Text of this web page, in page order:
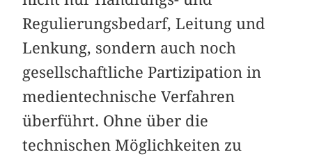
Regulierungsbedarf, Leitung und
Lenkung, sondern auch noch
gesellschaftliche Partizipation in
medientechnische Verfahren
überführt. Ohne über die
technischen Möglichkeiten zu